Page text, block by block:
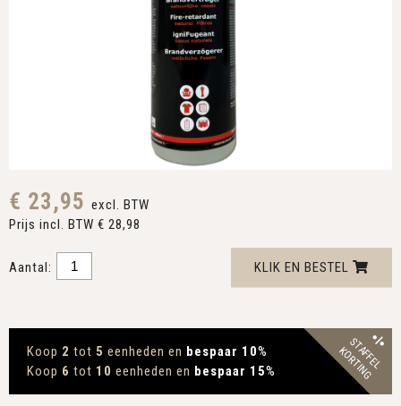
€ 23,95 excl. BTW
Prijs incl. BTW € 28,98
Aantal: KLIK EN BESTEL
Koop 2 tot 5 eenheden en bespaar 10%
Koop 6 tot 10 eenheden en bespaar 15% STAFFEL
KORTING